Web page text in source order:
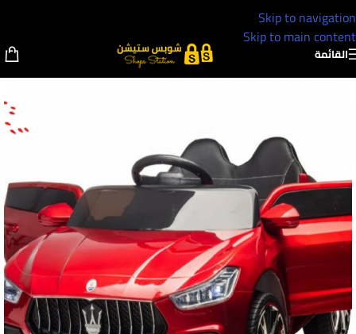
Skip to navigation
Skip to main content
القائمة